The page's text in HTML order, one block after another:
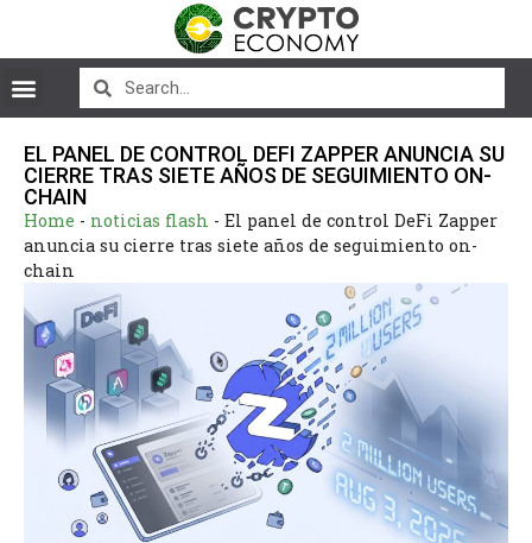
EL PANEL DE CONTROL DEFI ZAPPER ANUNCIA SU
CIERRE TRAS SIETE AÑOS DE SEGUIMIENTO ON-
CHAIN
Home - noticias flash - El panel de control DeFi Zapper
anuncia su cierre tras siete años de seguimiento on-
chain